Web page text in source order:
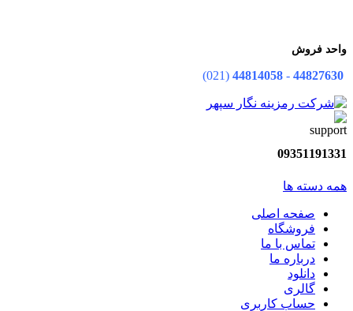
واحد فروش
44827630
-
44814058
(021)
09351191331
همه دسته ها
صفحه اصلی
فروشگاه
تماس با ما
درباره ما
دانلود
گالری
حساب کاربری